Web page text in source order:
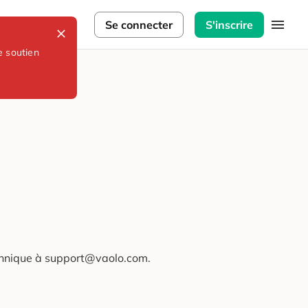
soutien
Se connecter S'inscrire
à support@vaolo.com.